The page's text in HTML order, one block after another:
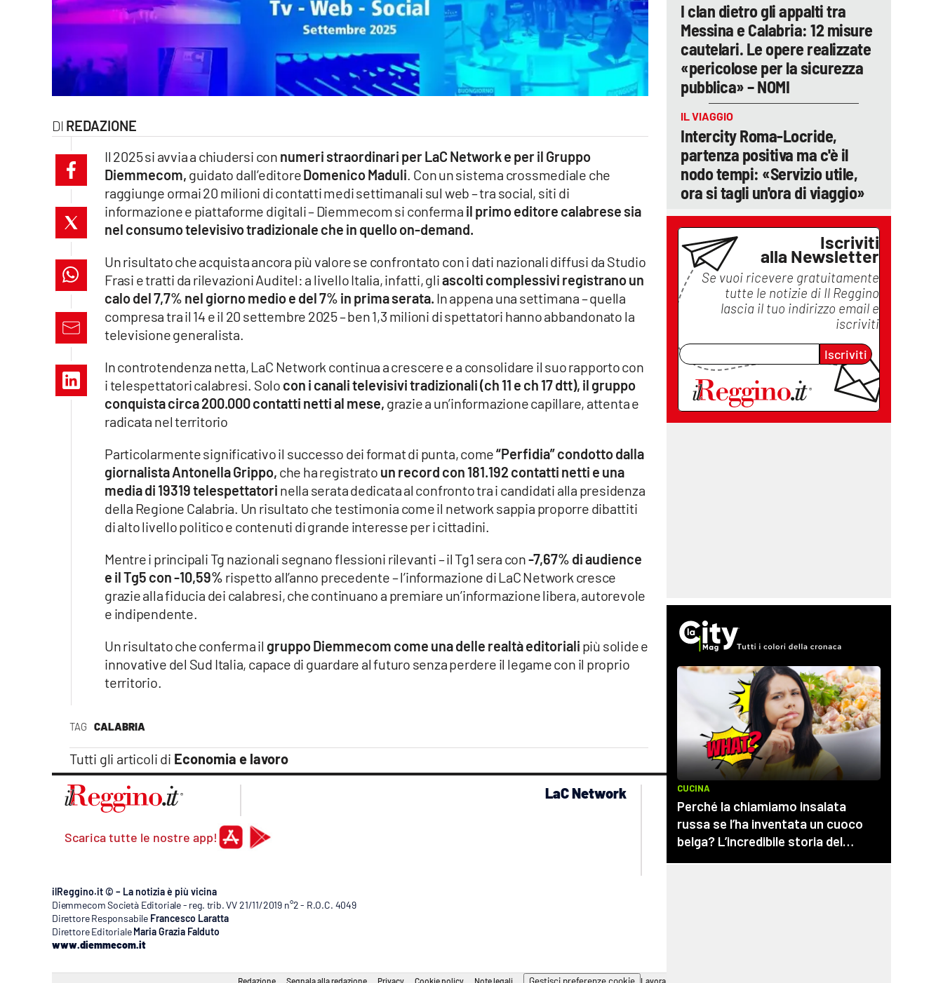
catanzarochannel.it
lacapitalenews.it
REDAZIONE
TAG CALABRIA
Tutti gli articoli di Economia e lavoro
Il 2025 si avvia a chiudersi con numeri straordinari per LaC Network e per il Gruppo
Diemmecom, guidato dall’editoreDomenico Maduli. Con un sistema crossmediale che
raggiunge ormai 20 milioni di contatti medi settimanali sul web – tra social, siti di
informazione e piattaforme digitali – Diemmecom si conferma il primo editore calabrese sia
nel consumo televisivo tradizionale che in quello on-demand.
Un risultato che acquista ancora più valore se confrontato con i dati nazionali diffusi da Studio
Frasi e tratti da rilevazioni Auditel: a livello Italia, infatti, gliascolti complessivi registrano un
calo del 7,7% nel giorno medio e del 7% in prima serata. In appena una settimana – quella
compresa tra il 14 e il 20 settembre 2025 – ben 1,3 milioni di spettatori hanno abbandonato la
televisione generalista.
In controtendenza netta, LaC Network continua a crescere e a consolidare il suo rapporto con
i telespettatori calabresi. Solo con i canali televisivi tradizionali (ch 11 e ch 17 dtt), il gruppo
conquista circa 200.000 contatti netti al mese, grazie a un’informazione capillare, attenta e
radicata nel territorio
Particolarmente significativo il successo dei format di punta, come“Perfidia” condotto dalla
giornalista Antonella Grippo, che ha registrato un record con 181.192 contatti netti e una
media di 19319 telespettatori nella serata dedicata al confronto tra i candidati alla presidenza
della Regione Calabria. Un risultato che testimonia come il network sappia proporre dibattiti
di alto livello politico e contenuti di grande interesse per i cittadini.
Mentre i principali Tg nazionali segnano flessioni rilevanti – il Tg1 sera con-7,67% di audience
e il Tg5 con -10,59% rispetto all’anno precedente – l’informazione di LaC Network cresce
grazie alla fiducia dei calabresi, che continuano a premiare un’informazione libera, autorevole
e indipendente.
Un risultato che conferma il gruppo Diemmecom come una delle realtà editoriali più solide e
innovative del Sud Italia, capace di guardare al futuro senza perdere il legame con il proprio
territorio.
I clan dietro gli appalti tra
Messina e Calabria: 12 misure
cautelari. Le opere realizzate
«pericolose per la sicurezza
pubblica» – NOMI
IL VIAGGIO
Intercity Roma-Locride,
partenza positiva ma c'è il
nodo tempi: «Servizio utile,
ora si tagli un'ora di viaggio»
Iscriviti
alla Newsletter
Se vuoi ricevere gratuitamente
tutte le notizie di Il Reggino
lascia il tuo indirizzo email e
iscriviti
Iscriviti
Scarica tutte le nostre app!
LaC Network
lacplay.it
lactv.it
laconair.it
lacapitalenews.it
cosenzachannel.it
ilvibonese.it
ilReggino.it © – La notizia è più vicina
Diemmecom Società Editoriale - reg. trib. VV 21/11/2019 n°2 - R.O.C. 4049
Direttore Responsabile Francesco Laratta
Direttore Editoriale Maria Grazia Falduto
www.diemmecom.it